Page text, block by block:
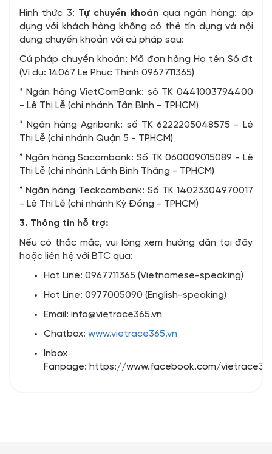
Hình thức 3: Tự chuyển khoản qua ngân hàng: áp
dụng với khách hàng không có thẻ tín dụng và nội
dung chuyển khoản với cú pháp sau:
Cú pháp chuyển khoản: Mã đơn hàng Họ tên Số đt
(Ví dụ: 14067 Le Phuc Thinh 0967711365)
* Ngân hàng VietComBank: số TK 0441003794400
- Lê Thị Lễ (chi nhánh Tân Bình - TPHCM)
* Ngân hàng Agribank: số TK 6222205048575 - Lê
Thị Lễ (chi nhánh Quận 5 - TPHCM)
* Ngân hàng Sacombank: Số TK 060009015089 - Lê
Thị Lễ (chi nhánh Lãnh Binh Thăng - TPHCM)
* Ngân hàng Teckcombank: Số TK 14023304970017
- Lê Thị Lễ (chi nhánh Kỳ Đồng - TPHCM)
3. Thông tin hỗ trợ:
Nếu có thắc mắc, vui lòng xem hướng dẫn tại đây
hoặc liên hệ với BTC qua:
Hot Line: 0967711365 (Vietnamese-speaking)
Hot Line: 0977005090 (English-speaking)
Email: info@vietrace365.vn
Chatbox: www.vietrace365.vn
Inbox
Fanpage: https://www.facebook.com/